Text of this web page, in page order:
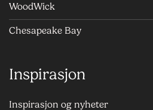
WoodWick
Chesapeake Bay
Inspirasjon
Inspirasjon og nyheter